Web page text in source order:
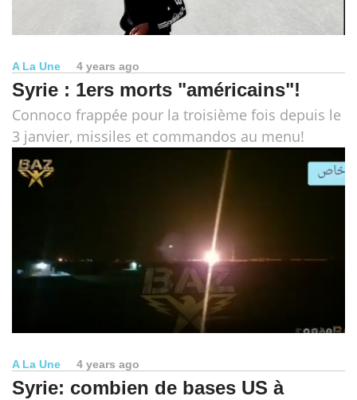
A La Une 4 years ago
Syrie : 1ers morts "américains"!
Connoco frappée pour la troisième fois depuis le
3 janvier, missiles et commandos au menu!
A La Une 4 years ago
Syrie: combien de bases US à